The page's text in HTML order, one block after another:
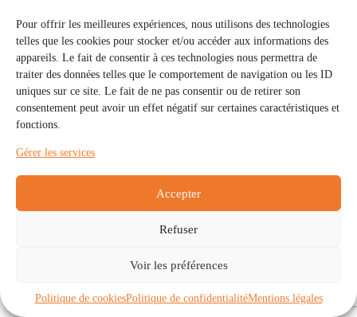
Pour offrir les meilleures expériences, nous utilisons des technologies
telles que les cookies pour stocker et/ou accéder aux informations des
appareils. Le fait de consentir à ces technologies nous permettra de
traiter des données telles que le comportement de navigation ou les ID
uniques sur ce site. Le fait de ne pas consentir ou de retirer son
consentement peut avoir un effet négatif sur certaines caractéristiques et
fonctions.
Gérer les services
Accepter
Refuser
Voir les préférences
Politique de cookiesPolitique de confidentialitéMentions légales
Communautés
À propos
Politique de cookies (UE)